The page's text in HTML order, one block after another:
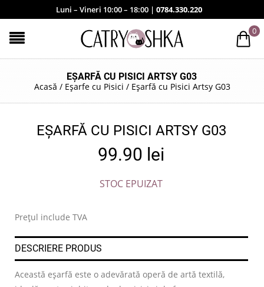
Luni – Vineri 10:00 – 18:00 | 0784.330.220
0
EȘARFĂ CU PISICI ARTSY G03
Acasă / Eșarfe cu Pisici / Eșarfă cu Pisici Artsy G03
EȘARFĂ CU PISICI ARTSY G03
99.90 lei
STOC EPUIZAT
Prețul include TVA
DESCRIERE PRODUS
Această eșarfă este o adevărată operă de artă textilă,